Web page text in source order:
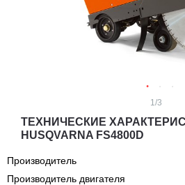
1 /3
ТЕХНИЧЕСКИЕ
HUSQVARNA FS4800D
Производитель
Производитель двигателя